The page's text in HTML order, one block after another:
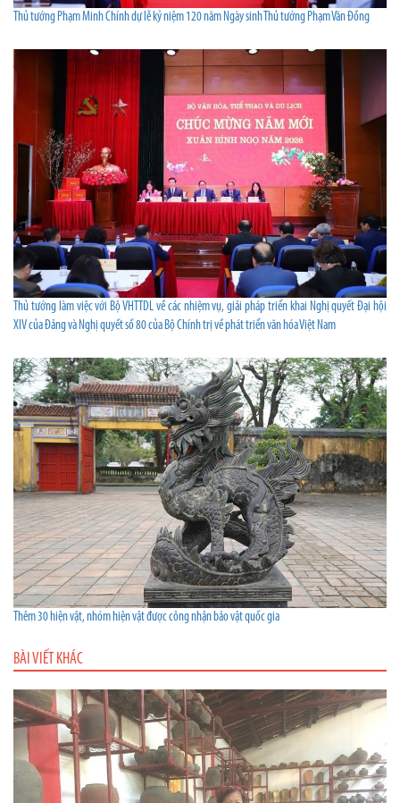
Thủ tướng Phạm Minh Chính dự lễ kỷ niệm 120 năm Ngày sinh Thủ tướng Phạm Văn Đồng
Thủ tướng làm việc với Bộ VHTTDL về các nhiệm vụ, giải pháp triển khai Nghị quyết Đại hội
XIV của Đảng và Nghị quyết số 80 của Bộ Chính trị về phát triển văn hóa Việt Nam
Thêm 30 hiện vật, nhóm hiện vật được công nhận bảo vật quốc gia
BÀI VIẾT KHÁC